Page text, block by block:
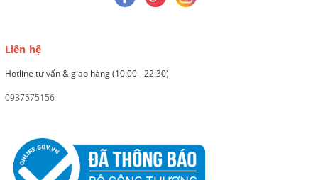
Liên hệ
Hotline tư vấn & giao hàng (10:00 - 22:30)
0937575156